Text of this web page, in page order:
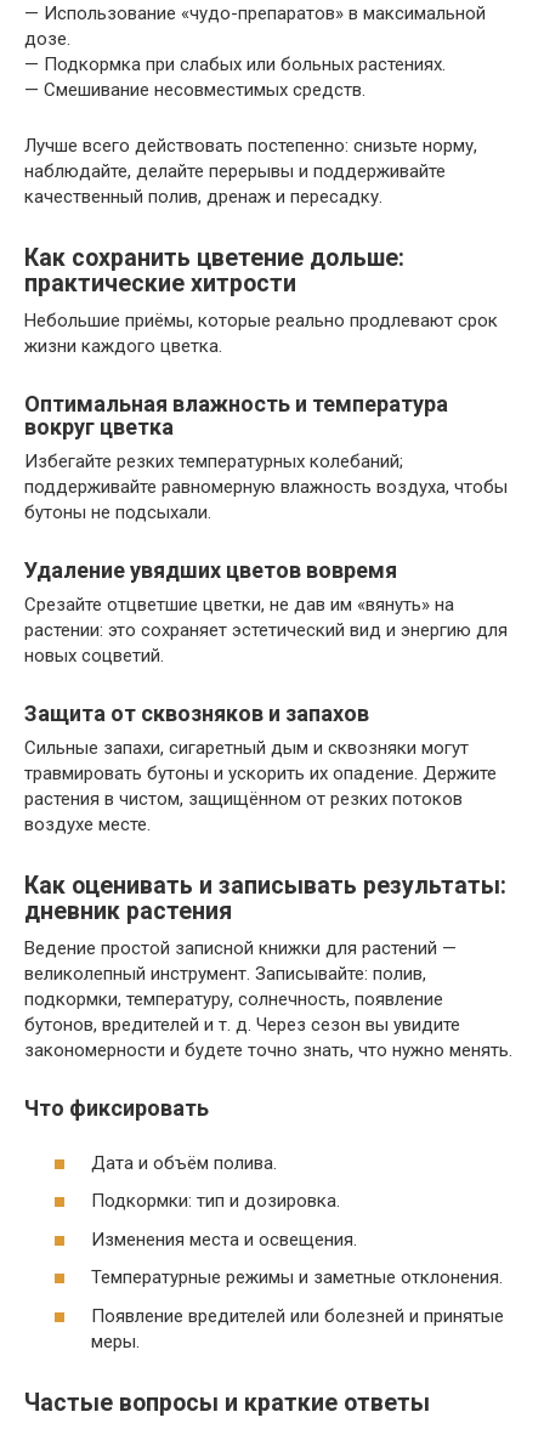
— Использование «чудо-препаратов» в максимальной
дозе.
— Подкормка при слабых или больных растениях.
— Смешивание несовместимых средств.
Лучше всего действовать постепенно: снизьте норму,
наблюдайте, делайте перерывы и поддерживайте
качественный полив, дренаж и пересадку.
Как сохранить цветение дольше:
практические хитрости
Небольшие приёмы, которые реально продлевают срок
жизни каждого цветка.
Оптимальная влажность и температура
вокруг цветка
Избегайте резких температурных колебаний;
поддерживайте равномерную влажность воздуха, чтобы
бутоны не подсыхали.
Удаление увядших цветов вовремя
Срезайте отцветшие цветки, не дав им «вянуть» на
растении: это сохраняет эстетический вид и энергию для
новых соцветий.
Защита от сквозняков и запахов
Сильные запахи, сигаретный дым и сквозняки могут
травмировать бутоны и ускорить их опадение. Держите
растения в чистом, защищённом от резких потоков
воздухе месте.
Как оценивать и записывать результаты:
дневник растения
Ведение простой записной книжки для растений —
великолепный инструмент. Записывайте: полив,
подкормки, температуру, солнечность, появление
бутонов, вредителей и т. д. Через сезон вы увидите
закономерности и будете точно знать, что нужно менять.
Что фиксировать
Дата и объём полива.
Подкормки: тип и дозировка.
Изменения места и освещения.
Температурные режимы и заметные отклонения.
Появление вредителей или болезней и принятые
меры.
Частые вопросы и краткие ответы